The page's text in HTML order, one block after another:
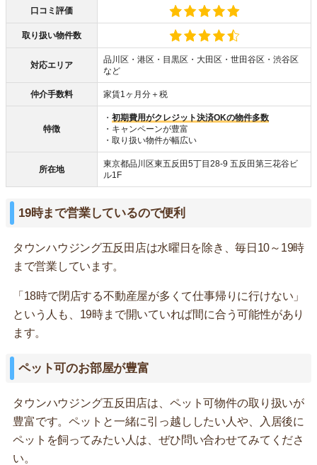
口コミ評価
取り扱い物件数
対応エリア
品川区・港区・目黒区・大田区・世田谷区・渋谷区
など
仲介手数料 家賃1ヶ月分＋税
特徴
・ 初期費用がクレジット決済OKの物件多数
・キャンペーンが豊富
・取り扱い物件が幅広い
所在地
東京都品川区東五反田5丁目28-9 五反田第三花谷ビ
ル1F
19時まで営業しているので便利
タウンハウジング五反田店は水曜日を除き、毎日10～19時
まで営業しています。
「18時で閉店する不動産屋が多くて仕事帰りに行けない」
という人も、19時まで開いていれば間に合う可能性があり
ます。
ペット可のお部屋が豊富
タウンハウジング五反田店は、ペット可物件の取り扱いが
豊富です。ペットと一緒に引っ越ししたい人や、入居後に
ペットを飼ってみたい人は、ぜひ問い合わせてみてくださ
い。